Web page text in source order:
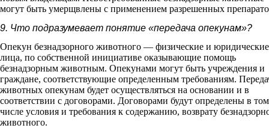
могут быть умерщвлены с применением разрешенных
9. Что подразумевает понятие «передача опекунам»?
Опекун безнадзорного животного — физические и юридические
лица, по собственной инициативе оказывающие помощь
безнадзорным животным. Опекунами могут быть учреждения и
граждане, соответствующие определенным требованиям.
животных опекунам будет осуществляться на основании и в
соответствии с договорами. Договорами будут определены в том
числе условия и требования к содержанию, возврату
животного.